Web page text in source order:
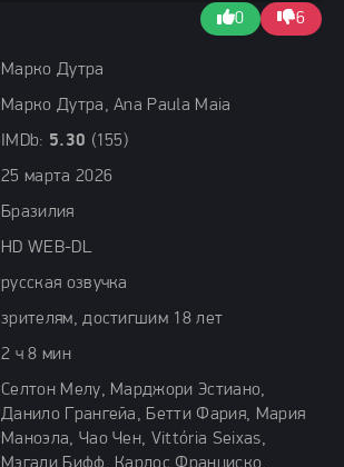
Марко Дутра
Марко Дутра, Ana Paula Maia
IMDb: 5.30 (155)
25 марта 2026
Бразилия
HD WEB-DL
русская озвучка
зрителям, достигшим 18 лет
2 ч 8 мин
Селтон Мелу, Марджори Эстиано,
Данило Грангейа, Бетти Фария, Мария
Маноэла, Чао Чен, Vittória Seixas,
0 6